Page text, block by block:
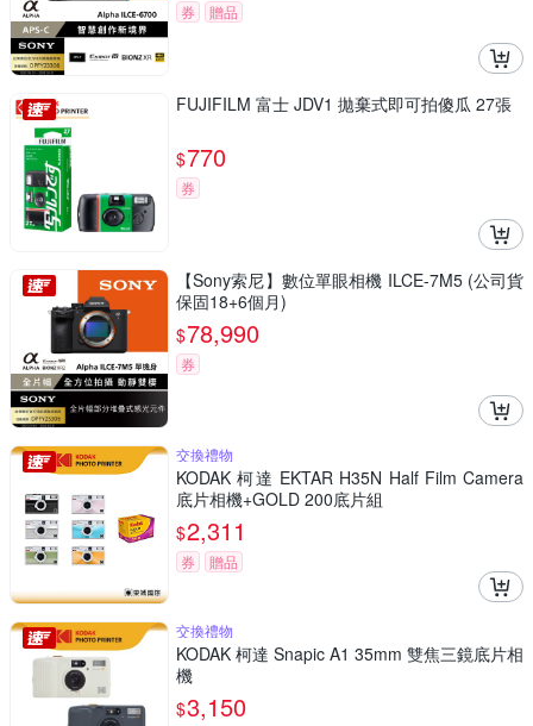
券 贈品
FUJIFILM 富士 JDV1 拋棄式即可拍傻瓜 27張
$770
券
【Sony索尼】數位單眼相機 ILCE-7M5 (公司貨
保固18+6個月)
$78,990
券
交換禮物
KODAK 柯達 EKTAR H35N Half Film Camera
底片相機+GOLD 200底片組
$2,311
券 贈品
交換禮物
KODAK 柯達 Snapic A1 35mm 雙焦三鏡底片相
機
$3,150